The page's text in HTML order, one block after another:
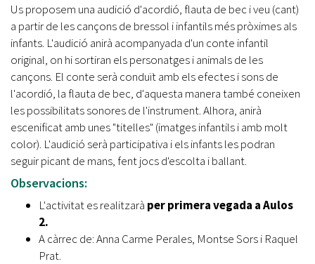
Us proposem una audició d'acordió, flauta de bec i veu (cant)
a partir de les cançons de bressol i infantils més pròximes als
infants. L'audició anirà acompanyada d'un conte infantil
original, on hi sortiran els personatges i animals de les
cançons. El conte serà conduït amb els efectes i sons de
l'acordió, la flauta de bec, d'aquesta manera també coneixen
les possibilitats sonores de l'instrument. Alhora, anirà
escenificat amb unes "titelles" (imatges infantils i amb molt
color). L'audició serà participativa i els infants les podran
seguir picant de mans, fent jocs d'escolta i ballant.
Observacions:
L'activitat es realitzarà per primera vegada a Aulos
2.
A càrrec de: Anna Carme Perales, Montse Sors i Raquel
Prat.